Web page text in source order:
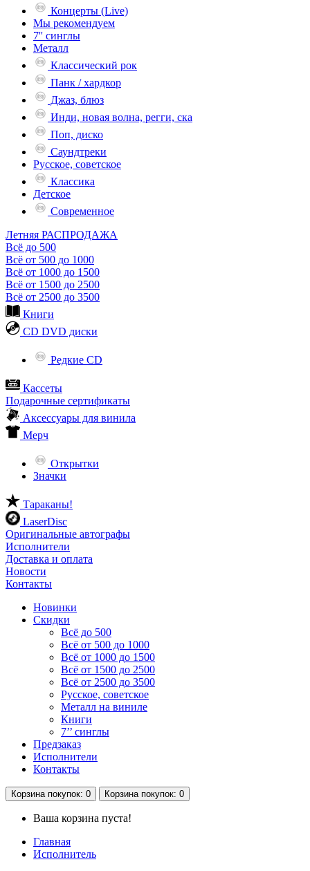
Концерты (Live)
Мы рекомендуем
7'' синглы
Металл
Классический рок
Панк / хардкор
Джаз, блюз
Инди, новая волна, регги, ска
Поп, диско
Саундтреки
Русское, советское
Классика
Детское
Современное
Летняя РАСПРОДАЖА
Всё до 500
Всё от 500 до 1000
Всё от 1000 до 1500
Всё от 1500 до 2500
Всё от 2500 до 3500
Книги
CD DVD диски
Редкие CD
Кассеты
Подарочные сертификаты
Аксессуары для винила
Мерч
Открытки
Значки
Тараканы!
LaserDisc
Оригинальные автографы
Исполнители
Доставка и оплата
Новости
Контакты
Новинки
Скидки
Всё до 500
Всё от 500 до 1000
Всё от 1000 до 1500
Всё от 1500 до 2500
Всё от 2500 до 3500
Русское, советское
Металл на виниле
Книги
7’’ синглы
Предзаказ
Исполнители
Контакты
Корзина покупок: 0 Корзина покупок: 0
Ваша корзина пуста!
Главная
Исполнитель